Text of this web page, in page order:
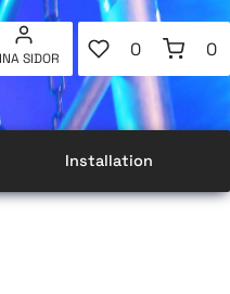
SIDOR
FAVORITER
ANTAL
0 0
Installation